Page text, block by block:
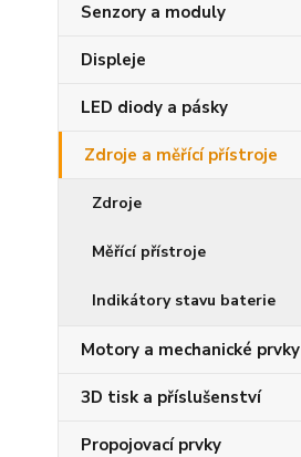
Senzory a moduly
Displeje
LED diody a pásky
Zdroje a měřící přístroje
Zdroje
Měřící přístroje
Indikátory stavu baterie
Motory a mechanické prvky
3D tisk a příslušenství
Propojovací prvky